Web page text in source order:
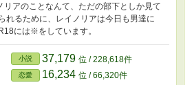
リアのことなんて、ただの部下としか見て
るために、レイノリアは今日も男達に
には※をしています。
小説 37,179 位 / 228,618件
恋愛 16,234 位 / 66,320件